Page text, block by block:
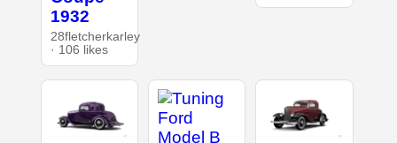
1932
28fletcherkarley
· 106 likes